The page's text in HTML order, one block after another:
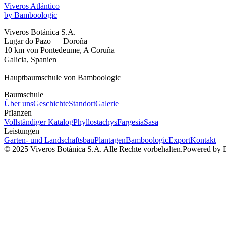
Viveros Atlántico
by Bamboologic
Viveros Botánica S.A.
Lugar do Pazo — Doroña
10 km von Pontedeume, A Coruña
Galicia, Spanien
Hauptbaumschule von Bamboologic
Baumschule
Über unsGeschichteStandortGalerie
Pflanzen
Vollständiger KatalogPhyllostachysFargesiaSasa
Leistungen
Garten- und LandschaftsbauPlantagenBamboologicExportKontakt
© 2025 Viveros Botánica S.A. Alle Rechte vorbehalten.Powered by